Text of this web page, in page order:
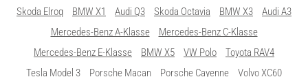
Skoda Elroq
BMW X1 Audi Q3 Skoda Octavia BMW X3
Audi A3
Mercedes-Benz A-Klasse
Mercedes-Benz C-Klasse
Mercedes-Benz E-Klasse
BMW X5 VW Polo
Toyota RAV4
Tesla Model 3
Porsche Macan Porsche Cayenne
Volvo XC60